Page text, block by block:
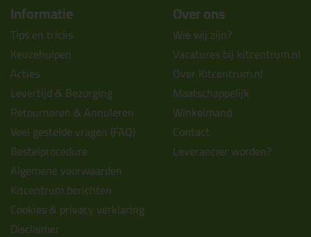
Informatie
Tips en tricks
Keuzehulpen
Acties
Levertijd & Bezorging
Retourneren & Annuleren
Veel gestelde vragen (FAQ)
Bestelprocedure
Algemene voorwaarden
Kitcentrum berichten
Cookies & privacy verklaring
Disclaimer
Over ons
Wie wij zijn?
Vacatures bij kitcentrum.nl
Over Kitcentrum.nl
Maatschappelijk
Winkelmand
Contact
Leverancier worden?